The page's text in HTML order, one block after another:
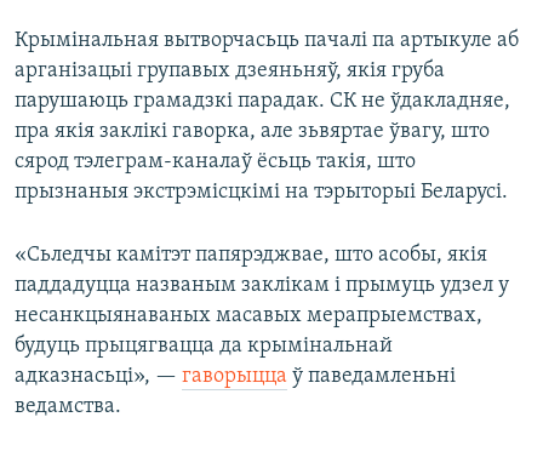
Крымінальная вытворчасьць пачалі па артыкуле аб
арганізацыі групавых дзеяньняў, якія груба
парушаюць грамадзкі парадак. СК не ўдакладняе,
пра якія заклікі гаворка, але зьвяртае ўвагу, што
сярод тэлеграм-каналаў ёсьць такія, што
прызнаныя экстрэмісцкімі на тэрыторыі Беларусі.
«Сьледчы камітэт папярэджвае, што асобы, якія
паддадуцца названым заклікам і прымуць удзел у
несанкцыянаваных масавых мерапрыемствах,
будуць прыцягвацца да крымінальнай
адказнасьці», — гаворыцца ў паведамленьні
ведамства.